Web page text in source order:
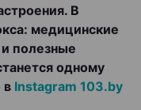
В
медицинские
полезные
одному
в Instagram 103.by